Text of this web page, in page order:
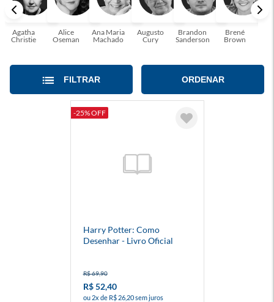
sua! Tenha certeza, temos o livro perfeito para você!
Agatha
Christie
Alice
Oseman
Ana Maria
Machado
Augusto
Cury
Brandon
Sanderson
Brené
Brown
FILTRAR ORDENAR
-25% OFF
Harry Potter: Como
Desenhar - Livro Oficial
R$ 69,90
R$ 52,40
ou 2x de R$ 26,20 sem juros